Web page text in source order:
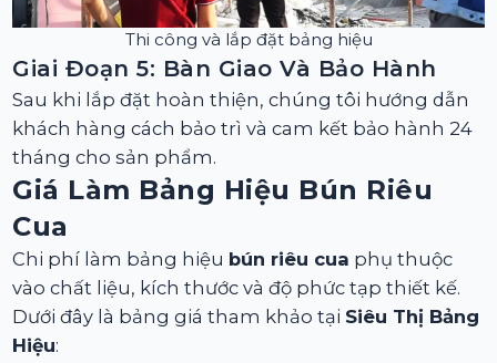
Thi công và lắp đặt bảng hiệu
Giai Đoạn 5: Bàn Giao Và Bảo Hành
Sau khi lắp đặt hoàn thiện, chúng tôi hướng dẫn
khách hàng cách bảo trì và cam kết bảo hành 24
tháng cho sản phẩm.
Giá Làm Bảng Hiệu Bún Riêu
Cua
Chi phí làm bảng hiệu bún riêu cua phụ thuộc
vào chất liệu, kích thước và độ phức tạp thiết kế.
Dưới đây là bảng giá tham khảo tại Siêu Thị Bảng
Hiệu: